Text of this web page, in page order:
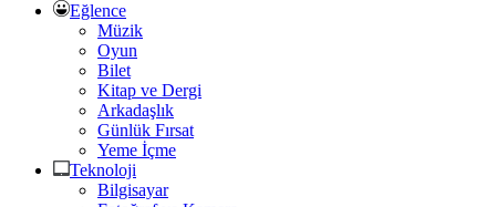
Eğlence
Müzik
Oyun
Bilet
Kitap ve Dergi
Arkadaşlık
Günlük Fırsat
Yeme İçme
Teknoloji
Bilgisayar